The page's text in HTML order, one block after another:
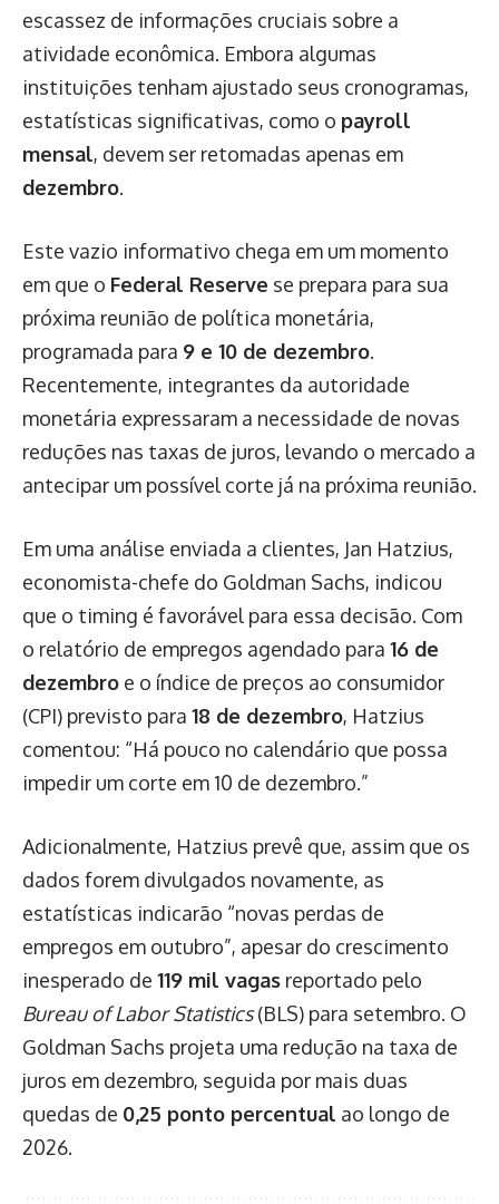
escassez de informações cruciais sobre a
atividade econômica. Embora algumas
instituições tenham ajustado seus cronogramas,
estatísticas significativas, como o payroll
mensal, devem ser retomadas apenas em
dezembro.
Este vazio informativo chega em um momento
em que o Federal Reserve se prepara para sua
próxima reunião de política monetária,
programada para 9 e 10 de dezembro.
Recentemente, integrantes da autoridade
monetária expressaram a necessidade de novas
reduções nas taxas de juros, levando o mercado a
antecipar um possível corte já na próxima reunião.
Em uma análise enviada a clientes, Jan Hatzius,
economista-chefe do Goldman Sachs, indicou
que o timing é favorável para essa decisão. Com
o relatório de empregos agendado para 16 de
dezembro e o índice de preços ao consumidor
(CPI) previsto para 18 de dezembro, Hatzius
comentou: “Há pouco no calendário que possa
impedir um corte em 10 de dezembro.”
Adicionalmente, Hatzius prevê que, assim que os
dados forem divulgados novamente, as
estatísticas indicarão “novas perdas de
empregos em outubro”, apesar do crescimento
inesperado de 119 mil vagas reportado pelo
Bureau of Labor Statistics(BLS) para setembro. O
Goldman Sachs projeta uma redução na taxa de
juros em dezembro, seguida por mais duas
quedas de 0,25 ponto percentual ao longo de
2026.